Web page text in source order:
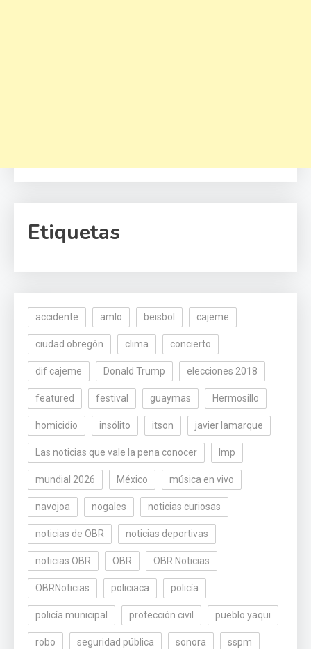
Etiquetas
accidente amlo beisbol cajeme
ciudad obregón clima concierto
dif cajeme Donald Trump elecciones 2018
featured festival guaymas Hermosillo
homicidio insólito itson javier lamarque
Las noticias que vale la pena conocer lmp
mundial 2026 México música en vivo
navojoa nogales noticias curiosas
noticias de OBR noticias deportivas
noticias OBR OBR OBR Noticias
OBRNoticias policiaca policía
policía municipal protección civil pueblo yaqui
robo seguridad pública sonora sspm